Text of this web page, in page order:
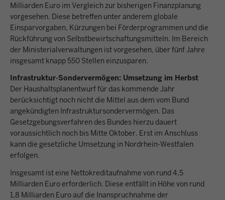
Milliarden Euro im Vergleich zur bisherigen Finanzplanung
vorgesehen. Diese betreffen unter anderem globale
Einsparvorgaben, Kürzungen bei Förderprogrammen und die
Rückführung von Selbstbewirtschaftungsmitteln. Im Bereich
der Ministerialverwaltungen ist vorgesehen, über fünf Jahre
insgesamt knapp 550 Stellen einzusparen.
Infrastruktur-Sondervermögen: Umsetzung im Herbst
Der Haushaltsplanentwurf für das kommende Jahr
berücksichtigt noch nicht die Mittel aus dem vom Bund
angekündigten Infrastruktursondervermögen. Das
Gesetzgebungsverfahren des Bundes hierzu dauert
voraussichtlich noch bis Mitte Oktober. Erst im Anschluss
kann die gesetzliche Umsetzung in Nordrhein-Westfalen
erfolgen.
Insgesamt ist eine Nettokreditaufnahme von rund 4,5
Milliarden Euro erforderlich. Diese entfällt in Höhe von rund
1,8 Milliarden Euro auf die Inanspruchnahme der